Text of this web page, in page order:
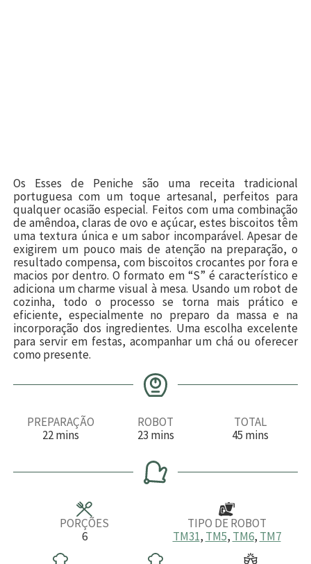
Os Esses de Peniche são uma receita tradicional
portuguesa com um toque artesanal, perfeitos para
qualquer ocasião especial. Feitos com uma combinação
de amêndoa, claras de ovo e açúcar, estes biscoitos têm
uma textura única e um sabor incomparável. Apesar de
exigirem um pouco mais de atenção na preparação, o
resultado compensa, com biscoitos crocantes por fora e
macios por dentro. O formato em “S” é característico e
adiciona um charme visual à mesa. Usando um robot de
cozinha, todo o processo se torna mais prático e
eficiente, especialmente no preparo da massa e na
incorporação dos ingredientes. Uma escolha excelente
para servir em festas, acompanhar um chá ou oferecer
como presente.
PREPARAÇÃO
22m
u
mins
ROBOT
23m
n
u
t
mins
TOTAL
45 m
u
mins
PORÇÕES
6
TIPO DE ROBOT
TM31, TM5, TM6, TM7